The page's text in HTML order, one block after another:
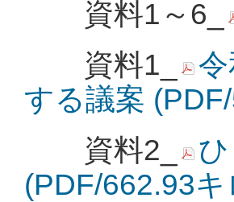
資料1～6_
資料1_
する議案
資料2_
(PDF/662.93